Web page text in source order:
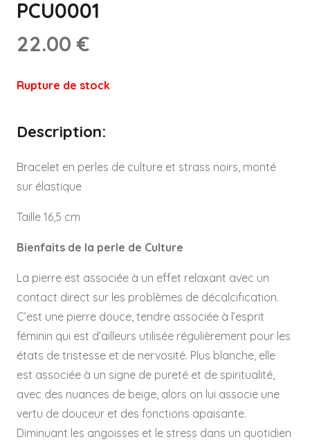
PCU0001
22.00€
Rupture de stock
Description:
Bracelet en perles de culture et strass noirs, monté
sur élastique
Taille 16,5 cm
Bienfaits de la perle de Culture
La pierre est associée à un effet relaxant avec un
contact direct sur les problèmes de décalcification.
C’est une pierre douce, tendre associée à l’esprit
féminin qui est d’ailleurs utilisée régulièrement pour les
états de tristesse et de nervosité. Plus blanche, elle
est associée à un signe de pureté et de spiritualité,
avec des nuances de beige, alors on lui associe une
vertu de douceur et des fonctions apaisante.
Diminuant les angoisses et le stress dans un quotidien